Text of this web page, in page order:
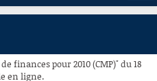
finances pour 2010 (CMP)" du 18
en ligne.